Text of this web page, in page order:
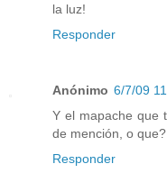
la luz!
Responder
Anónimo 6/7/09
Y el mapache que
de mención, o que?
Responder